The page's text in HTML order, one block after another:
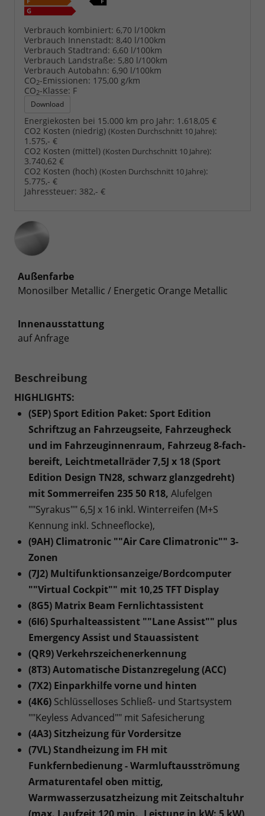
Verbrauch kombiniert: 6,70 l/100km
Verbrauch Innenstadt: 8,40 l/100km
Verbrauch Stadtrand: 6,60 l/100km
Verbrauch Landstraße: 5,80 l/100km
Verbrauch Autobahn: 6,90 l/100km
CO2-Emissionen: 175,00 g/km
CO2-Klasse: F
Download
Energiekosten bei 15.000 km pro Jahr: 1.618,05 €
CO2 Kosten (niedrig) (Kosten Durchschnitt 10 Jahre):
1.575,- €
CO2 Kosten (mittel) (Kosten Durchschnitt 10 Jahre):
3.740,62 €
CO2 Kosten (hoch) (Kosten Durchschnitt 10 Jahre):
5.775,- €
Jahressteuer: 382,- €
Außenfarbe
Monosilber Metallic / Energetic Orange Metallic
Innenausstattung
auf Anfrage
Beschreibung
HIGHLIGHTS:
(SEP) Sport Edition Paket: Sport Edition
Schriftzug an Fahrzeugseite, Fahrzeugheck
und im Fahrzeuginnenraum, Fahrzeug 8-fach-
bereift, Leichtmetallräder 7,5J x 18 (Sport
Edition Design TN28, schwarz glanzgedreht)
mit Sommerreifen 235 50 R18, Alufelgen
""Syrakus"" 6,5J x 16 inkl. Winterreifen (M+S
Kennung inkl. Schneeflocke),
(9AH) Climatronic ""Air Care Climatronic"" 3-
Zonen
(7J2) Multifunktionsanzeige/Bordcomputer
""Virtual Cockpit"" mit 10,25 TFT Display
(8G5) Matrix Beam Fernlichtassistent
(6I6) Spurhalteassistent ""Lane Assist"" plus
Emergency Assist und Stauassistent
(QR9) Verkehrszeichenerkennung
(8T3) Automatische Distanzregelung (ACC)
(7X2) Einparkhilfe vorne und hinten
(4K6) Schlüsselloses Schließ- und Startsystem
""Keyless Advanced"" mit Safesicherung
(4A3) Sitzheizung für Vordersitze
(7VL) Standheizung im FH mit
Funkfernbedienung - Warmluftausströmung
Armaturentafel oben mittig,
Warmwasserzusatzheizung mit Zeitschaltuhr
(max. Laufzeit 120 min., Leistung in kW: 5 kW),